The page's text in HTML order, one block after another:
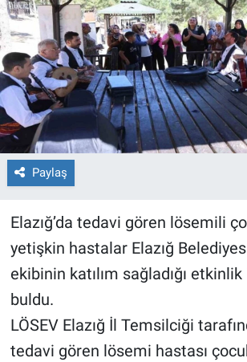
Paylaş
Elazığ’da tedavi gören lösemili
yetişkin hastalar Elazığ
ekibinin katılım sağladığı
buldu.
LÖSEV Elazığ İl Temsilciği
tedavi gören lösemi hastası
Spor
Yaşam